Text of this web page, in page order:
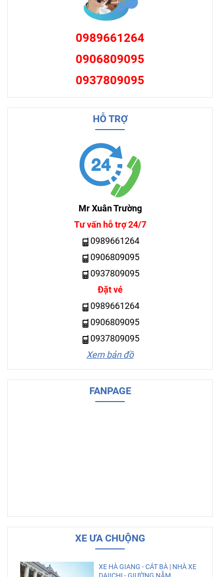
0989661264
0906809095
0937809095
HỖ TRỢ
Mr Xuân Trường
Tư vấn hỗ trợ 24/7
0989661264
0906809095
0937809095
Đặt vé
0989661264
0906809095
0937809095
Xem bản đồ
FANPAGE
XE ƯA CHUỘNG
XE HÀ GIANG - CÁT BÀ | NHÀ XE